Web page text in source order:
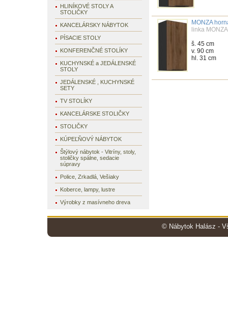
HLINÍKOVÉ STOLY A
STOLIČKY
KANCELÁRSKY NÁBYTOK
PÍSACIE STOLY
KONFERENČNÉ STOLÍKY
KUCHYNSKÉ a JEDÁLENSKÉ
STOLY
JEDÁLENSKÉ , KUCHYNSKÉ
SETY
TV STOLÍKY
KANCELÁRSKE STOLIČKY
STOLIČKY
KÚPEĽŇOVÝ NÁBYTOK
Štýlový nábytok - Vitríny, stoly,
stoličky spálne, sedacie
súpravy
Police, Zrkadlá, Vešiaky
Koberce, lampy, lustre
Výrobky z masívneho dreva
MONZA
linka MONZA
š. 45 cm
v. 90 cm
hl. 31 cm
© Nábytok Halász -